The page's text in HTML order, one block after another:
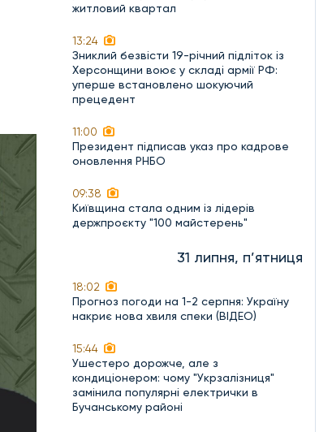
житловий квартал
13:24
Зниклий безвісти 19-річний підліток із
Херсонщини воює у складі армії РФ:
уперше встановлено шокуючий
прецедент
11:00
Президент підписав указ про кадрове
оновлення РНБО
09:38
Київщина стала одним із лідерів
держпроєкту "100 майстерень"
31 липня, п’ятниця
18:02
Прогноз погоди на 1-2 серпня: Україну
накриє нова хвиля спеки (ВІДЕО)
15:44
Ушестеро дорожче, але з
кондиціонером: чому "Укрзалізниця"
замінила популярні електрички в
Бучанському районі